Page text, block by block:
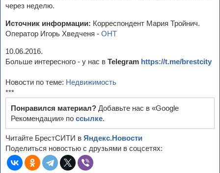
через неделю.
Источник информации: Корреспондент Мария Тройнич.
Оператор Игорь Хведченя - ОНТ
10.06.2016.
Больше интересного - у нас в Telegram https://t.me/brestcity
Новости по теме: Недвижимость
***
Понравился материал? Добавьте нас в «Google
Рекомендации» по ссылке.
Читайте БрестСИТИ в Яндекс.Новости
Поделиться новостью с друзьями в соцсетях: